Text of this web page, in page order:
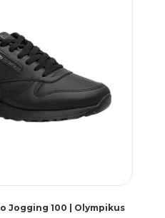
Jogging 100 | Olympikus